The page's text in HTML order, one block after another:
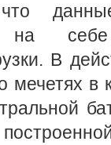
на
В
мечетях в